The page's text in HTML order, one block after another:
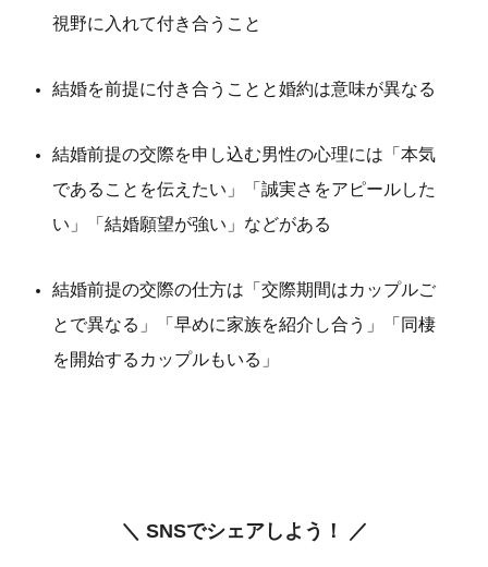
視野に入れて付き合うこと
結婚を前提に付き合うことと婚約は意味が異なる
結婚前提の交際を申し込む男性の心理には「本気
であることを伝えたい」「誠実さをアピールした
い」「結婚願望が強い」などがある
結婚前提の交際の仕方は「交際期間はカップルご
とで異なる」「早めに家族を紹介し合う」「同棲
を開始するカップルもいる」
＼ SNSでシェアしよう！ ／